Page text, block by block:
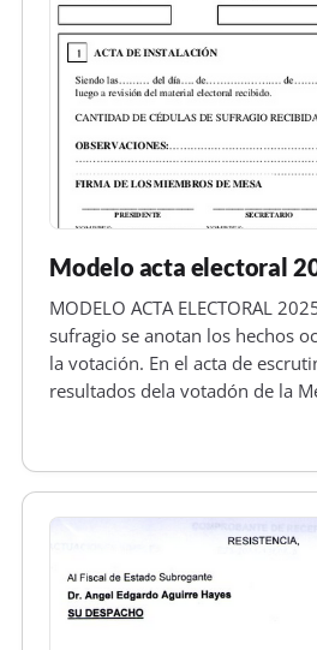
Modelo acta electoral
MODELO ACTA ELECTORAL
sufragio se anotan los hechos
la votación. En el acta de
resultados dela votadón de la
cinco miembros de mesa; tres
suplentes: 01 Presidente, 01